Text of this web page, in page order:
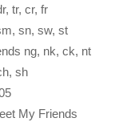
tr, cr, fr
sn, sw, st
ng, nk, ck, nt
sh
My Friends